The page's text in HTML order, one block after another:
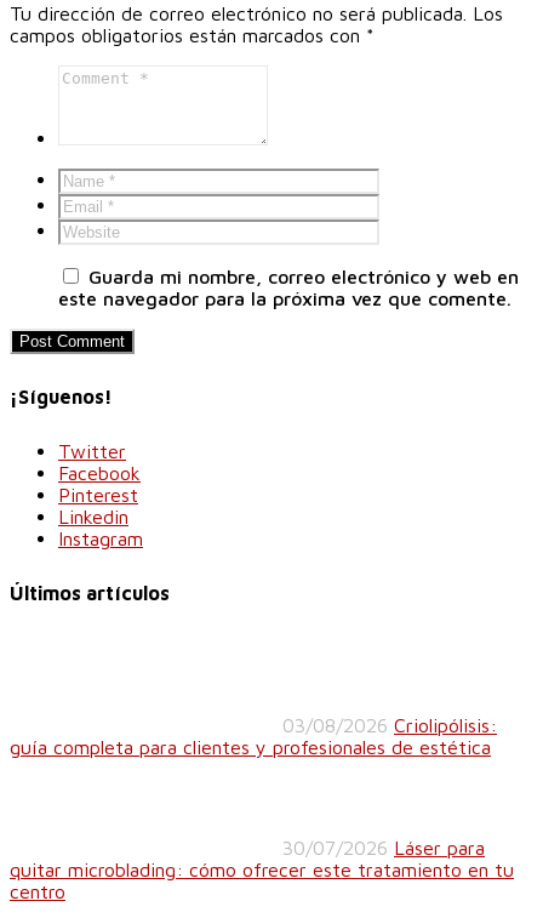
Tu dirección de correo electrónico no será publicada. Los
campos obligatorios están marcados con *
Guarda mi nombre, correo electrónico y web en
este navegador para la próxima vez que comente.
¡Síguenos!
Twitter
Facebook
Pinterest
Linkedin
Instagram
Últimos artículos
03/08/2026 Criolipólisis:
guía completa para clientes y profesionales de estética
30/07/2026 Láser para
quitar microblading: cómo ofrecer este tratamiento en tu
centro